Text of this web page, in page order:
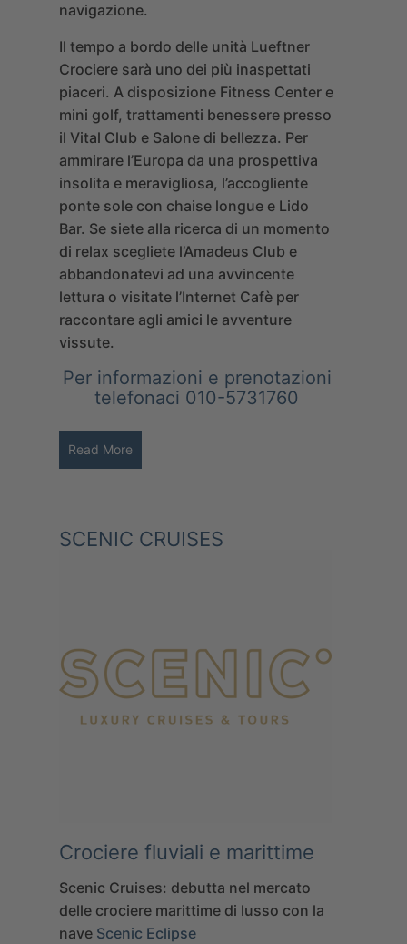
navigazione.
Il tempo a bordo delle unità Lueftner
Crociere sarà uno dei più inaspettati
piaceri. A disposizione Fitness Center e
mini golf, trattamenti benessere presso
il Vital Club e Salone di bellezza. Per
ammirare l’Europa da una prospettiva
insolita e meravigliosa, l’accogliente
ponte sole con chaise longue e Lido
Bar. Se siete alla ricerca di un momento
di relax scegliete l’Amadeus Club e
abbandonatevi ad una avvincente
lettura o visitate l’Internet Cafè per
raccontare agli amici le avventure
vissute.
Per informazioni e prenotazioni
telefonaci 010-5731760
Read More
SCENIC CRUISES
Crociere fluviali e marittime
Scenic Cruises: debutta nel mercato
delle crociere marittime di lusso con la
nave Scenic Eclipse